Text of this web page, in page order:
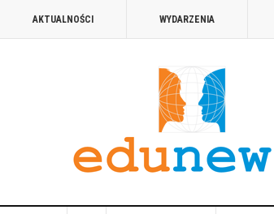
AKTUALNOŚCI WYDARZENIA